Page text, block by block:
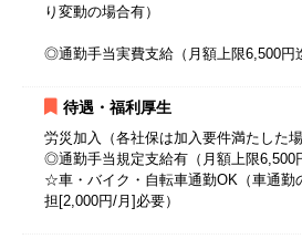
り変動の場合有）
◎通勤手当実費支給（月額上限6,500円
待遇・福利厚生
労災加入（各社保は加入要件満たした場
◎通勤手当規定支給有（月額上限6,500
☆車・バイク・自転車通勤OK（車通勤
担[2,000円/月]必要）